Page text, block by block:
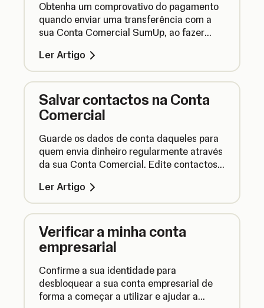
Obtenha um comprovativo do pagamento
quando enviar uma transferência com a
sua Conta Comercial SumUp, ao fazer
em PDF.
Ler Artigo
Salvar contactos na Conta
Comercial
Guarde os dados de conta daqueles para
quem envia dinheiro regularmente através
da sua Conta Comercial. Edite contactos
a sua lista de contactos atualizada.
Ler Artigo
Verificar a minha conta
empresarial
Confirme a sua identidade para
desbloquear a sua conta empresarial de
forma a começar a utilizar e ajudar a